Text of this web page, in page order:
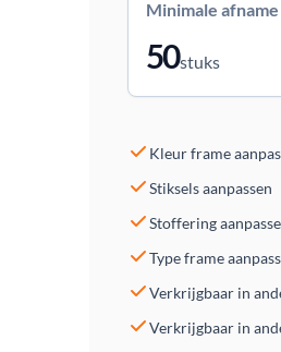
Minimale afname
50stuks
Kleur frame
Stiksels aanpassen
Stoffering
Type frame
Verkrijgbaar in
Verkrijgbaar in